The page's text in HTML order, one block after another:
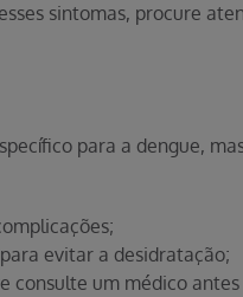
sintomas, procure
para a dengue,
evitar a desidratação;
consulte um médico